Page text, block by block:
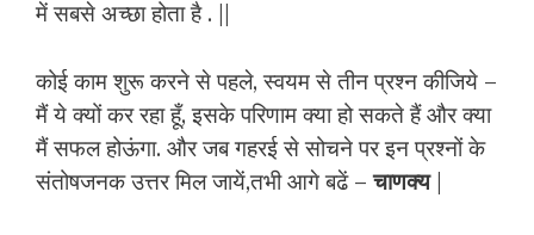
में सबसे अच्छा होता है . ||
कोई काम शुरू करने से पहले, स्वयम से तीन प्रश्न कीजिये –
मैं ये क्यों कर रहा हूँ, इसके परिणाम क्या हो सकते हैं और क्या
मैं सफल होऊंगा. और जब गहरई से सोचने पर इन प्रश्नों के
संतोषजनक उत्तर मिल जायें,तभी आगे बढें –चाणक्य|